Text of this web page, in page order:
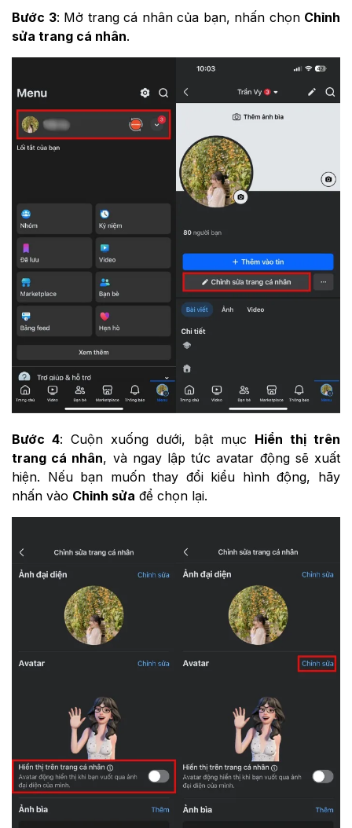
Bước 3: Mở trang cá nhân của bạn, nhấn chọn Chỉnh
sửa trang cá nhân.
Bước 4: Cuộn xuống dưới, bật mục Hiển thị trên
trang cá nhân, và ngay lập tức avatar động sẽ xuất
hiện. Nếu bạn muốn thay đổi kiểu hình động, hãy
nhấn vào Chỉnh sửa để chọn lại.